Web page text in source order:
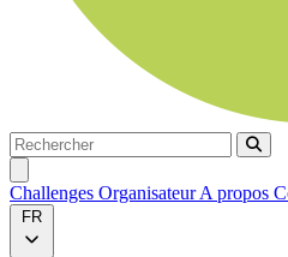
Rechercher
Challenges OrganisateurA propos
FR